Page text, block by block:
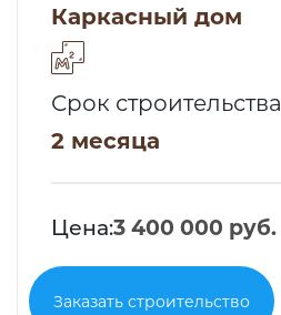
Каркасный дом
Срок строительства
2 месяца
Цена:3 400 000 руб.
Заказать строительство